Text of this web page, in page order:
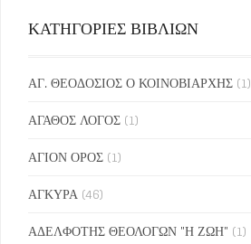
ΚΑΤΗΓΟΡΙΕΣ ΒΙΒΛΙΩΝ
ΑΓ. ΘΕΟΔΟΣΙΟΣ Ο ΚΟΙΝΟΒΙΑΡΧΗΣ (1)
ΑΓΑΘΟΣ ΛΟΓΟΣ (1)
ΑΓΙΟΝ ΟΡΟΣ (1)
ΑΓΚΥΡΑ (46)
ΑΔΕΛΦΟΤΗΣ ΘΕΟΛΟΓΩΝ "Η ΖΩΗ" (1)